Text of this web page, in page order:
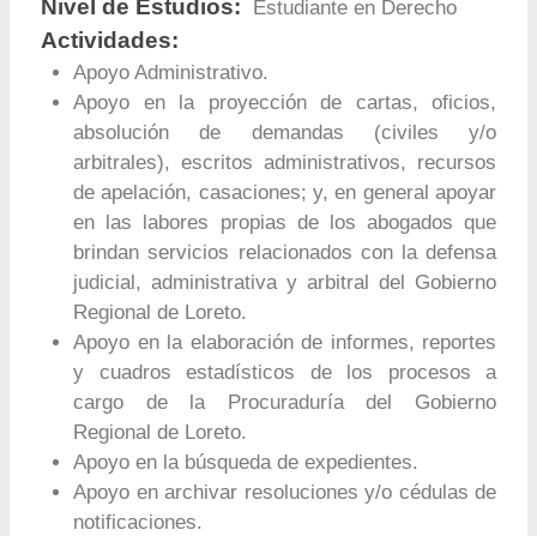
Nivel de Estudios: Estudiante en Derecho
Actividades:
Apoyo Administrativo.
Apoyo en la proyección de cartas, oficios,
absolución de demandas (civiles y/o
arbitrales), escritos administrativos, recursos
de apelación, casaciones; y, en general apoyar
en las labores propias de los abogados que
brindan servicios relacionados con la defensa
judicial, administrativa y arbitral del Gobierno
Regional de Loreto.
Apoyo en la elaboración de informes, reportes
y cuadros estadísticos de los procesos a
cargo de la Procuraduría del Gobierno
Regional de Loreto.
Apoyo en la búsqueda de expedientes.
Apoyo en archivar resoluciones y/o cédulas de
notificaciones.